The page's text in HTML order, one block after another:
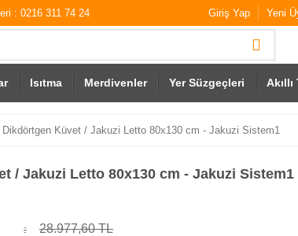
: 0216 311 74 24 Giriş Yap Yeni
Isıtma Merdivenler Yer Süzgeçleri
Dikdörtgen Küvet / Jakuzi Letto 80x130 cm - Jakuzi Sistem1
/ Jakuzi Letto 80x130 cm - Jakuzi Sistem1
28.977,60 TL